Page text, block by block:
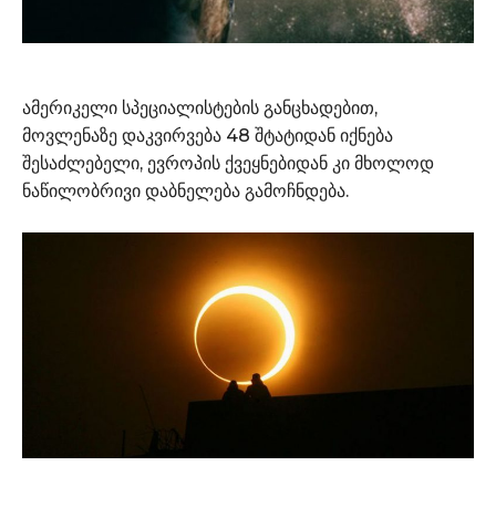
ამერიკელი სპეციალისტების განცხადებით,
მოვლენაზე დაკვირვება 48 შტატიდან იქნება
შესაძლებელი, ევროპის ქვეყნებიდან კი მხოლოდ
ნაწილობრივი დაბნელება გამოჩნდება.